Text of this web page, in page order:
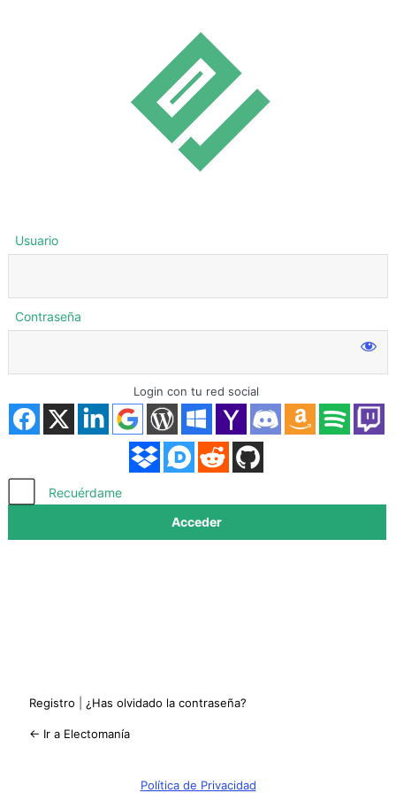
Acceder
Usuario
Contraseña
Login con tu red social
Recuérdame
Registro ¿Has olvidado la contraseña?
← Ir a Electomanía
Política de Privacidad